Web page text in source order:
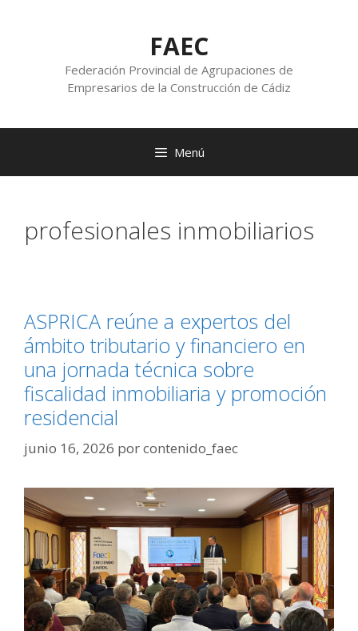
FAEC
Federación Provincial de Agrupaciones de
Empresarios de la Construcción de Cádiz
Menú
profesionales inmobiliarios
ASPRICA reúne a expertos del
ámbito tributario y financiero en
una jornada técnica sobre
fiscalidad inmobiliaria y promoción
residencial
junio 16, 2026 porcontenido_faec